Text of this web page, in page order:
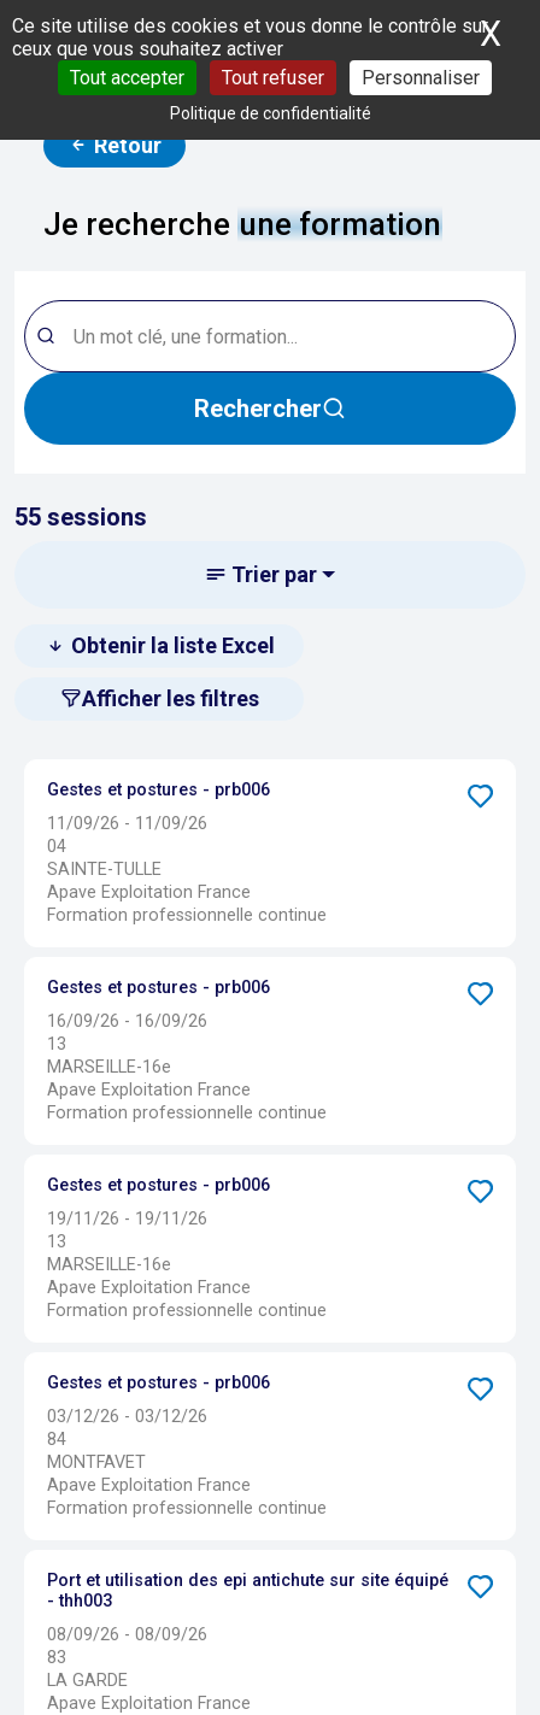
Panneau de gestion des cookies
Ce site utilise des cookies et vous donne le contrôle sur
ceux que vous souhaitez activer
Tout accepter
Tout refuser Personnaliser
Politique de confidentialité
X
Retour
Je recherche une formation
Rechercher
Afficher les filtres
55 sessions
Trier par
Obtenir la liste Excel
Gestes et postures - prb006
11/09/26 - 11/09/26
04
SAINTE-TULLE
Apave Exploitation France
Formation professionnelle continue
Gestes et postures - prb006
16/09/26 - 16/09/26
13
MARSEILLE-16e
Apave Exploitation France
Formation professionnelle continue
Gestes et postures - prb006
19/11/26 - 19/11/26
13
MARSEILLE-16e
Apave Exploitation France
Formation professionnelle continue
Gestes et postures - prb006
03/12/26 - 03/12/26
84
MONTFAVET
Apave Exploitation France
Formation professionnelle continue
Port et utilisation des epi antichute sur site équipé
- thh003
08/09/26 - 08/09/26
83
LA GARDE
Apave Exploitation France